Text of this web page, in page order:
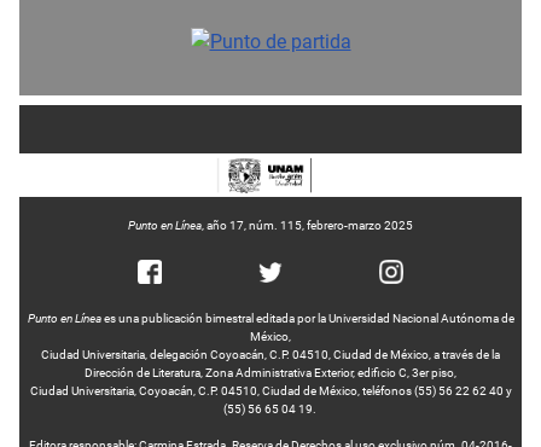
Punto en Línea, año 17, núm. 115, febrero-marzo 2025
Punto en Líneaes una publicación bimestral editada por la Universidad Nacional Autónoma de
México,
Ciudad Universitaria, delegación Coyoacán, C.P. 04510, Ciudad de México, a través de la
Dirección de Literatura, Zona Administrativa Exterior, edificio C, 3er piso,
Ciudad Universitaria, Coyoacán, C.P. 04510, Ciudad de México, teléfonos (55) 56 22 62 40 y
(55) 56 65 04 19.